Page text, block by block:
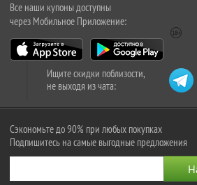
Все наши купоны доступны
через Мобильное Приложение:
Ищите скидки поблизости,
не выходя из чата:
Сэкономьте до 90% при любых покупках
Подпишитесь на самые выгодные предложения